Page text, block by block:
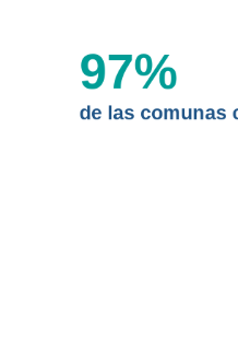
de las comunas
97%